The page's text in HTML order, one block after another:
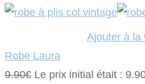
Ajouter à la
Robe Laura
9.90€ Le prix initial était :